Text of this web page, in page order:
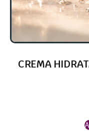
CREMA